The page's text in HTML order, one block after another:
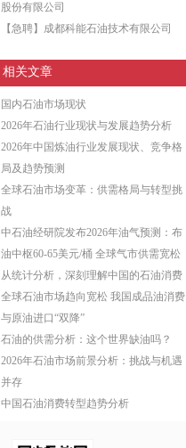
股份有限公司
【急聘】成都科能石油技术有限公司
相关文章
国内石油市场现状
2026年石油行业现状与发展趋势分析
2026年中国炼油行业发展现状、竞争格
局及趋势预测
全球石油市场变革：供需格局与转型挑
战
中石油经研院发布2026年油气预测：布
油中枢60-65美元/桶 全球气市供需宽松
从统计分析，深刻理解中国的石油消费
全球石油市场趋向宽松 我国成品油消费
与原油进口“双降”
石油的供需分析：这个世界缺油吗？
2026年石油市场前景分析：挑战与机遇
并存
中国石油消费转型趋势分析